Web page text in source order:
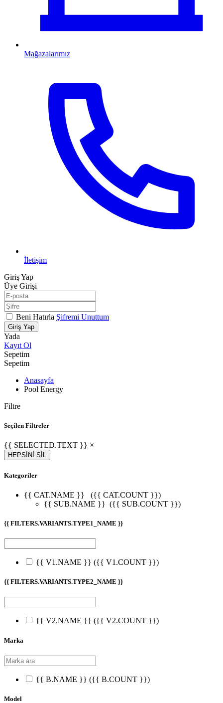
Mağazalarımız
İletişim
Giriş Yap
Üye Girişi
Beni Hatırla Şifremi Unuttum
Giriş Yap
Yada
Kayıt Ol
Sepetim
Sepetim
Anasayfa
Pool Energy
Filtre
Seçilen Filtreler
{{ SELECTED.TEXT }} ×
HEPSİNİ SİL
Kategoriler
{{ CAT.NAME }}
({{ CAT.COUNT }})
{{ SUB.NAME }} ({{ SUB.COUNT }})
{{ FILTERS.VARIANTS.TYPE1_NAME }}
{{ V1.NAME }} ({{ V1.COUNT }})
{{ FILTERS.VARIANTS.TYPE2_NAME }}
{{ V2.NAME }} ({{ V2.COUNT }})
Marka
{{ B.NAME }} ({{ B.COUNT }})
Model